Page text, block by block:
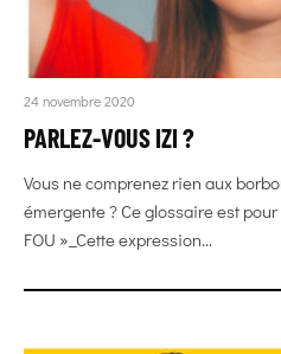
24 novembre 2020
PARLEZ-VOUS IZI ?
Vous ne comprenez rien aux
émergente ? Ce glossaire est pour
FOU »_Cette expression...